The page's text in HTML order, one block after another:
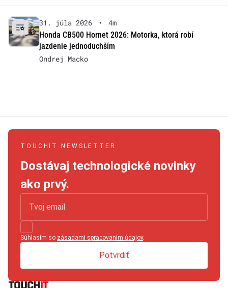
31. júla 2026 •
4m
Honda CB500 Hornet 2026: Motorka, ktorá robí
jazdenie jednoduchším
Ondrej Macko
TOUCHIT NEWSLETTER
Dostávaj technologické novinky
ako prvý.
Súhlasím so zásadami spracovaním údajov.
Potvrdiť